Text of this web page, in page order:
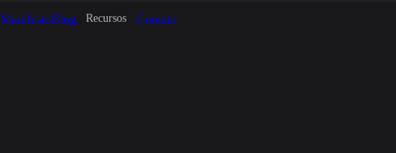
ManifestoBlog Recursos Contato